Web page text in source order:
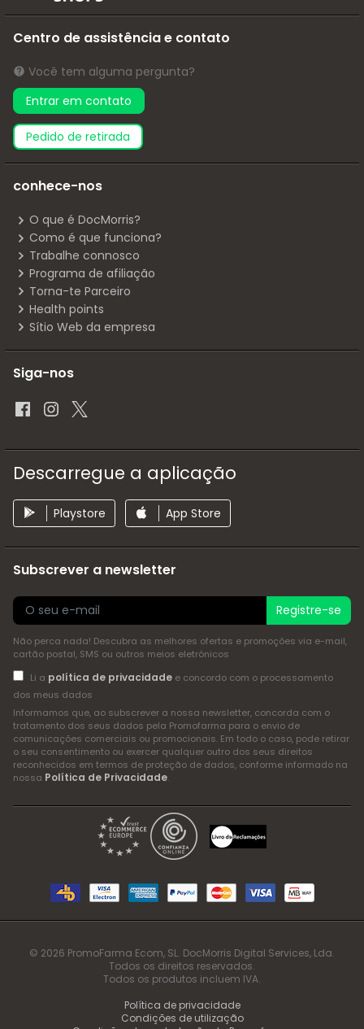
Centro de assistência e contato
Você tem alguma pergunta?
Entrar em contato
pedido de retirada
conhece-nos
O que é DocMorris?
Como é que funciona?
Trabalhe connosco
Programa de afiliação
Torna-te Parceiro
Health points
Sítio Web da empresa
Siga-nos
Descarregue a aplicação
Playstore App Store
Subscrever a newsletter
Registre-se
Não perca nada! Descubra as melhores ofertas e promoções via e-mail,
cartão postal, SMS ou outros meios eletrónicos
Li a política de privacidadee concordo com o processamento
dos meus dados
Informamos que, ao subscrever a nossa newsletter, concorda com o
tratamento dos seus dados pela Promofarma para o envio de
comunicações comerciais ou promocionais. Em todo o caso, pode retirar
o seu consentimento ou exercer qualquer outro dos seus direitos
reconhecidos em termos de proteção de dados, conforme informado na
nossa Política de Privacidade.
© 2026 PromoFarma Ecom, SL. DocMorris Digital Services, Lda.
Todos os direitos reservados.
Todos os produtos incluem IVA.
Política de privacidade
Condições de utilização